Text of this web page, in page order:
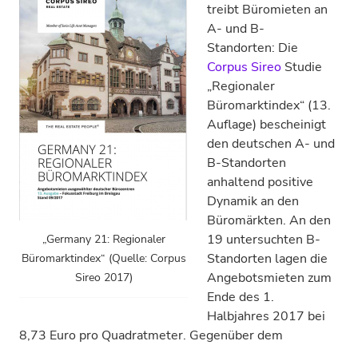
„Germany 21: Regionaler
Büromarktindex“ (Quelle: Corpus
Sireo 2017)
treibt Büromieten an
A- und B-
Standorten: Die
Corpus Sireo Studie
„Regionaler
Büromarktindex“ (13.
Auflage) bescheinigt
den deutschen A- und
B-Standorten
anhaltend positive
Dynamik an den
Büromärkten. An den
19 untersuchten B-
Standorten lagen die
Angebotsmieten zum
Ende des 1.
Halbjahres 2017 bei
8,73 Euro pro Quadratmeter. Gegenüber dem